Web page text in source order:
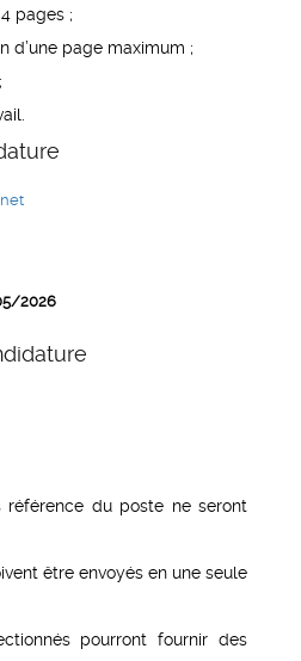
pages ;
d’une page maximum ;
2026
référence du poste ne seront
être envoyés en une seule
pourront fournir des